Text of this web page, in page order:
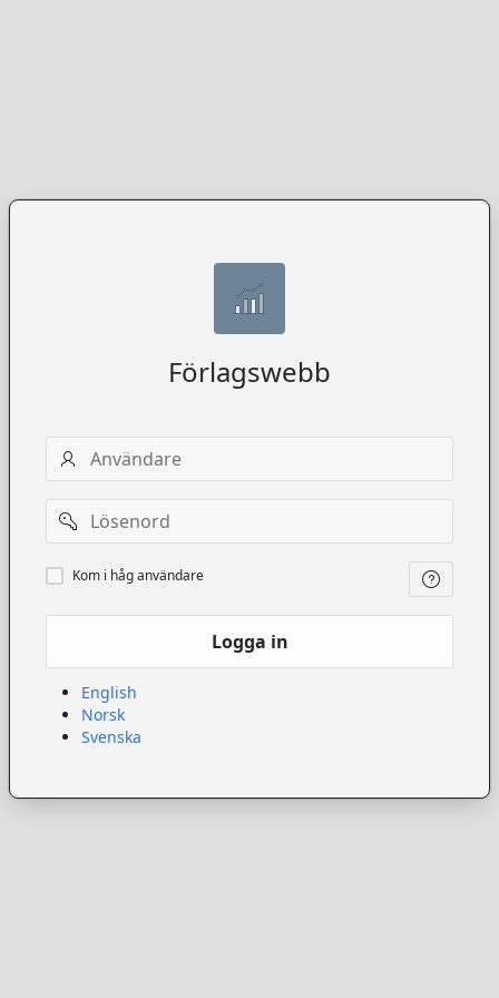
Förlagswebb
Användarnamn
Lösenord
Kom
ihåg
Kom i håg användare
Logga in
English
Norsk
Svenska